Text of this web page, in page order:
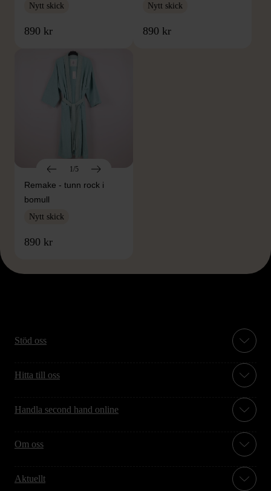
Nytt skick
890 kr
Nytt skick
890 kr
1/5
Remake - tunn rock i
bomull
Nytt skick
890 kr
Stöd oss
Hitta till oss
Handla second hand online
Om oss
Aktuellt